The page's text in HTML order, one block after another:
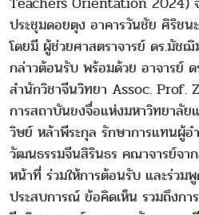
ประชุมดอยตุง อาคารวันชัย ศิริช
โดยมี ผู้ช่วยศาสตราจารย์ ดร.มัช
กล่าวต้อนรับ พร้อมด้วย อาจารย์
สำนักวิชาจีนวิทยา Assoc. Prof.
การสถาบันขงจื่อแห่งมหาวิทยาลัย
วิษย์ หล้าพีระกุล รักษาการแทนผู้อ
วัฒนธรรมจีนสิรินธร คณาจารย์จา
หน้าที่ ร่วมให้การต้อนรับ และร่วม
ประสบการณ์ ข้อคิดเห็น รวมถึงกา